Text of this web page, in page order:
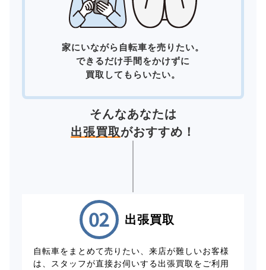
家にいながら自転車を売りたい。
できるだけ手間をかけずに
買取してもらいたい。
そんなあなたは
出張買取がおすすめ！
出張買取
自転車をまとめて売りたい、来店が難しいお客様
は、スタッフが直接お伺いする出張買取をご利用